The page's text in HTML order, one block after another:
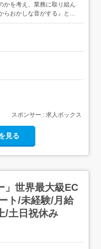
かを考え、業務に取り組ん
おかしな音がする』とお
の探求から修理までを担当
。・ほかにも、ボディの
スポンサー : 求人ボックス
見る
」世界最大級EC
ト/未経験/月給
/土日祝休み